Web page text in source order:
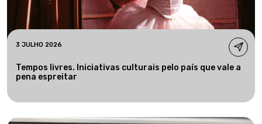
3 JULHO 2026
Tempos livres. Iniciativas culturais pelo país que vale a
pena espreitar